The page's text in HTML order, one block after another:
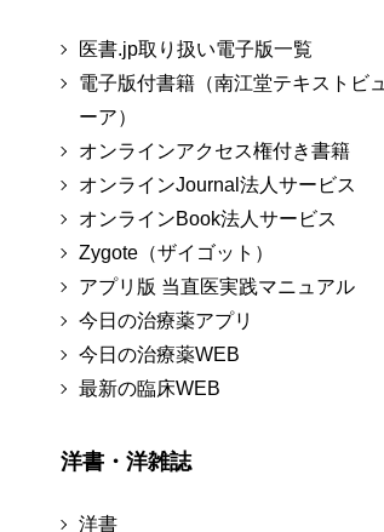
医書.jp取り扱い電子版一覧
電子版付書籍（南江堂テキストビュ
ーア）
オンラインアクセス権付き書籍
オンラインJournal法人サービス
オンラインBook法人サービス
Zygote（ザイゴット）
アプリ版 当直医実践マニュアル
今日の治療薬アプリ
今日の治療薬WEB
最新の臨床WEB
洋書・洋雑誌
洋書